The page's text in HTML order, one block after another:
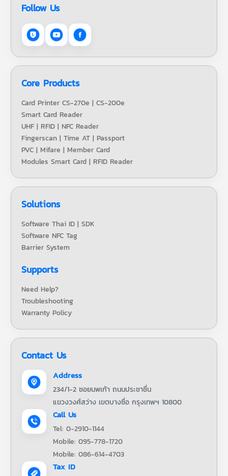
Follow Us
Core Products
Card Printer CS-270e | CS-200e
Smart Card Reader
UHF | RFID | NFC Reader
Fingerscan | Time AT | Passport
PVC | Mifare | Member Card
Modules Smart Card | RFID Reader
Solutions
Software Thai ID | SDK
Software NFC Tag
Barrier System
Supports
Need Help?
Troubleshooting
Warranty Policy
Contact Us
Address
234/1-2 ซอยนพเก้า ถนนประชาชื่น
แขวงวงศ์สว่าง เขตบางซื่อ กรุงเทพฯ 10800
Call Us
Tel: 0-2910-1144
Mobile: 095-778-1720
Mobile: 086-614-4703
Tax ID